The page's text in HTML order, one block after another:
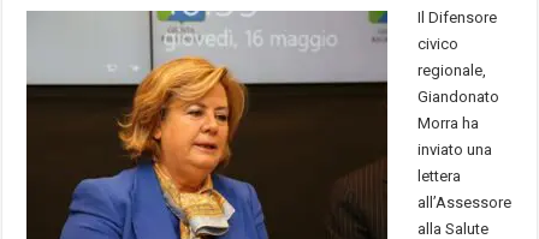
Il Difensore
civico
regionale,
Giandonato
Morra ha
inviato una
lettera
all’Assessore
alla Salute